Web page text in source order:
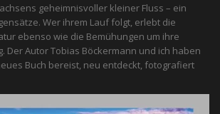
geheimnisvoller kleiner Fluss – ein
Wer ihrem Lauf folgt, erlebt die
ebenso wie die Bemühungen um ihre
Der Autor Tobias Böckermann und ich haben
Buch bereist, neu entdeckt, fotografiert